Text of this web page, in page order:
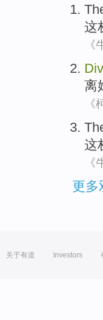
这
《
离
这
《
更多
关于有道 Investors